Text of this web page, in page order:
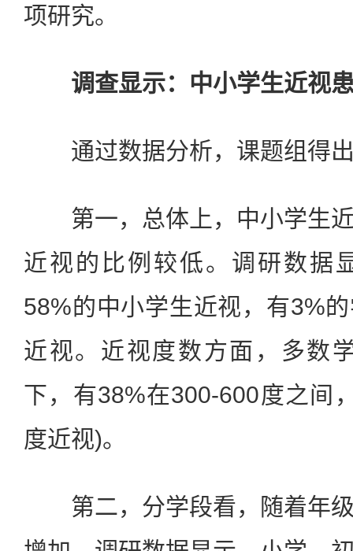
项研究。
调查显示：中小学生近视
通过数据分析，课题组得出
第一，总体上，中小学生近
近视的比例较低。调研数据
58%的中小学生近视，有3%
近视。近视度数方面，多数
下，有38%在300-600度之间
度近视)。
第二，分学段看，随着年级